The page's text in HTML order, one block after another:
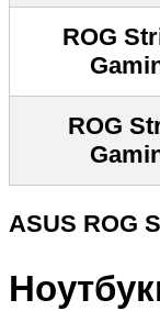
ROG
ROG
ASUS ROG